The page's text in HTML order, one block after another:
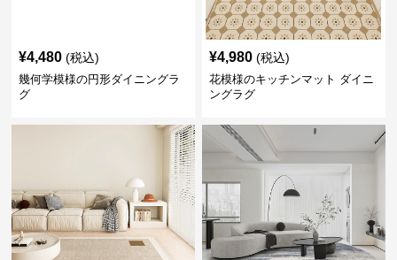
¥4,480 (税込)
幾何学模様の円形ダイニングラ
グ
¥4,980 (税込)
花模様のキッチンマット ダイニ
ングラグ